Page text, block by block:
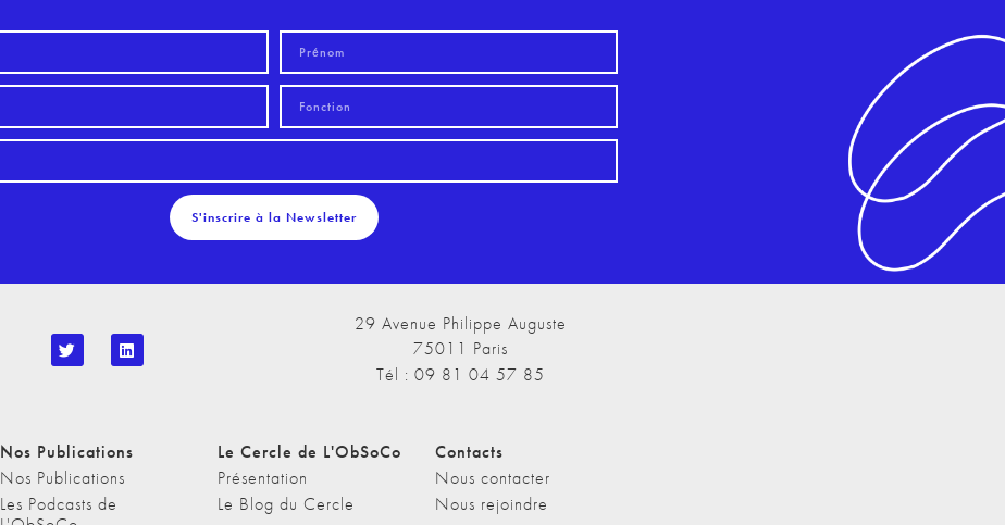
S'inscrire à la Newsletter
29 Avenue Philippe Auguste
75011 Paris
Tél : 09 81 04 57 85
Nos Publications
Nos Publications
Les Podcasts de
Le Cercle de L'ObSoCo
Présentation
Le Blog du Cercle
Contacts
Nous contacter
Nous rejoindre